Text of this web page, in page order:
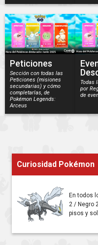
Peticiones
Sección con todas las
Peticiones (misiones
secundarias) y cómo
completarlas, de
Pokémon Legends:
Arceus
Todas
por
de
Curiosidad Pokémon
En todos
2 / Negro
pisos y